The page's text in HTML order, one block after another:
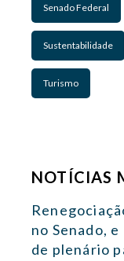
Senado Federal
Sustentabilidade
Turismo
NOTÍCIAS
no Senado,
de plenário